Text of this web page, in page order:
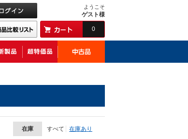
ようこそ
ゲスト様
0
在庫 すべて 在庫あり